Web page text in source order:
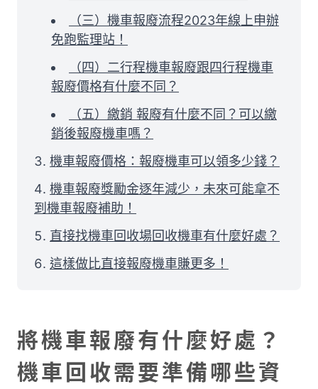
（三）機車報廢流程2023年線上申辦
免跑監理站！
（四）二行程機車報廢跟四行程機車
報廢價格有什麼不同？
（五）繳銷 報廢有什麼不同？可以繳
銷後報廢機車嗎？
機車報廢價格：報廢機車可以領多少錢？
機車報廢獎勵金逐年減少，未來可能拿不
到機車報廢補助！
直接找機車回收場回收機車有什麼好處？
這樣做比直接報廢機車賺更多！
將機車報廢有什麼好處？
機車回收需要準備哪些資